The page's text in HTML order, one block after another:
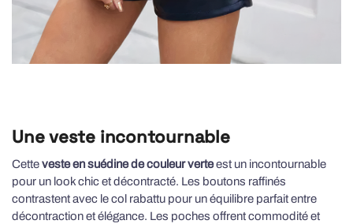
Une veste incontournable
Cetteveste en suédine de couleur verteest un incontournable
pour un look chic et décontracté. Les boutons raffinés
contrastent avec le col rabattu pour un équilibre parfait entre
décontraction et élégance. Les poches offrent commodité et